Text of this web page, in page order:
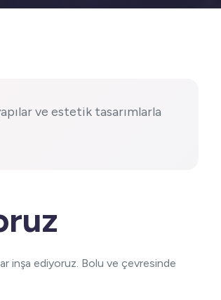
ve estetik tasarımlarla
inşa ediyoruz. Bolu ve çevresinde